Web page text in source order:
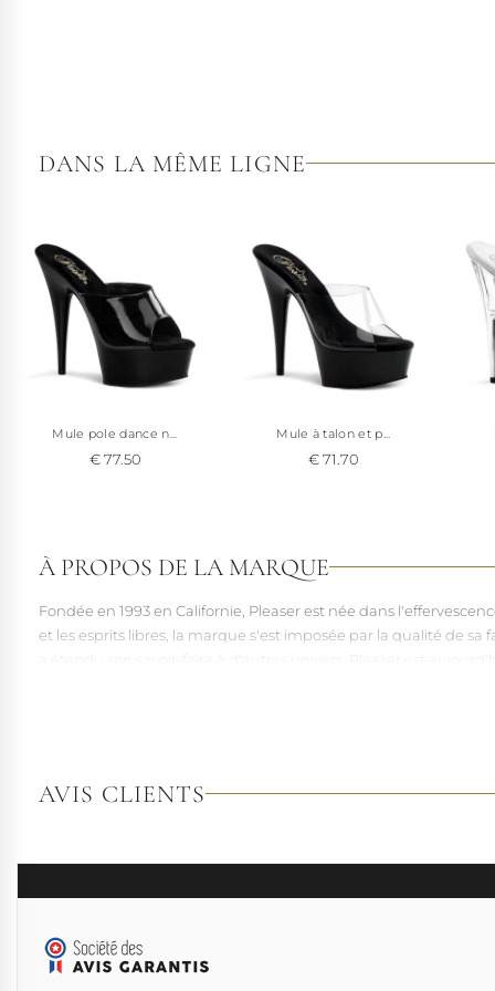
DANS LA MÊME LIGNE
Mule pole dance n...
€ 77.50
Mule à talon et p...
€ 71.70
À PROPOS DE LA MARQUE
Fondée en 1993 en Californie, Pleaser est née dans
et les esprits libres, la marque s'est imposée par la qualité de
a étendu son savoir-faire à d'autres univers. Pleaser est
À l'écart du courant mainstream des grandes franchises de la
AVIS CLIENTS